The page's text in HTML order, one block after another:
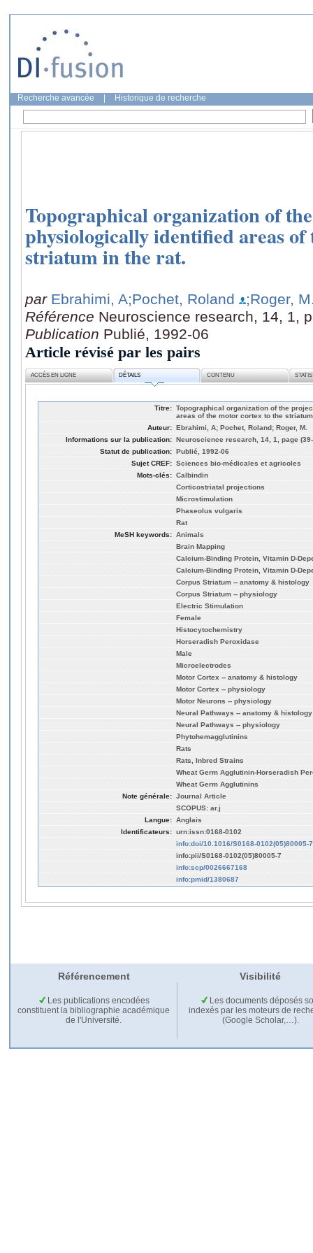
Recherche avancée Historique de recherche
Topographical organization of
physiologically identified areas
striatum in the rat.
par Ebrahimi, A;Pochet, Roland
;Roger,
Référence Neuroscience research, 14, 1,
Publication Publié, 1992-06
Article révisé par les pairs
ACCÈS EN LIGNE DÉTAILS CONTENU
Titre: Topographical organization of the
areas of the motor cortex to the
Auteur: Ebrahimi, A; Pochet, Roland; Roger, M.
Informations sur la publication: Neuroscience research, 14, 1, page
Statut de publication: Publié, 1992-06
Sujet CREF: Sciences bio-médicales et agricoles
Mots-clés: Calbindin
Corticostriatal projections
Microstimulation
Phaseolus vulgaris
Rat
MeSH keywords: Animals
Brain Mapping
Calcium-Binding Protein, Vitamin D-
Calcium-Binding Protein, Vitamin D-
Corpus Striatum -- anatomy & histology
Corpus Striatum -- physiology
Electric Stimulation
Female
Histocytochemistry
Horseradish Peroxidase
Male
Microelectrodes
Motor Cortex -- anatomy & histology
Motor Cortex -- physiology
Motor Neurons -- physiology
Neural Pathways -- anatomy & histology
Neural Pathways -- physiology
Phytohemagglutinins
Rats
Rats, Inbred Strains
Wheat Germ Agglutinin-Horseradish
Wheat Germ Agglutinins
Note générale: Journal Article
SCOPUS: ar.j
Langue: Anglais
Identificateurs: urn:issn:0168-0102
info:doi/10.1016/S0168-0102(05)80005-7
info:pii/S0168-0102(05)80005-7
info:scp/0026667168
info:pmid/1380687
Référencement Visibilité
Les publications encodées
constituent la bibliographie académique
de l'Université.
Les documents déposés
indexés par les moteurs de
(Google Scholar,…).